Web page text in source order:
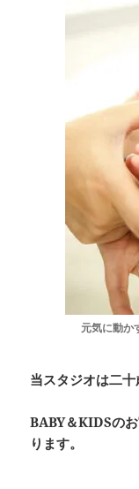
元気に動か
当スタジオは二
BABY＆KIDSの
ります。